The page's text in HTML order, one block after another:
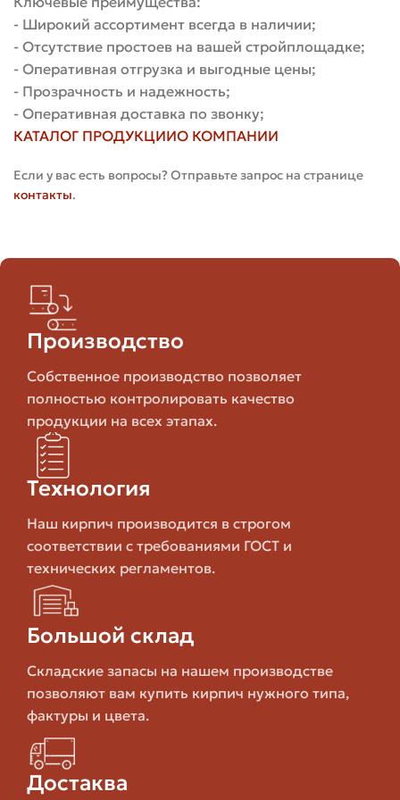
Ориентировочные цены на
гиперпрессованный кирпич в
Москве
Цены на строительном рынке динамичны и зависят от
сезона, курса валют и наличия материалов. Ниже
приведена ориентировочная таблица, составленная на
основе типичных предложений в московском регионе.
Тип Кирпича
Лицевой
полнотелый
Облицовка
фасадов
Узкий/фагот
Клинкероподобный
Дорожки,
Угловой элемент
Околоугловые
90–300 руб.
Если переводить в цену за квадратный метр
облицовки, ориентируйтесь на 1500–4500 руб/м2 с
- Широкий ассортимент всегда в наличии;
- Отсутствие простоев на вашей стройплощадке;
- Оперативная отгрузка и выгодные цены;
- Прозрачность и надежность;
- Оперативная доставка по звонку;
КАТАЛОГ ПРОДУКЦИИО КОМПАНИИ
Если у вас есть вопросы? Отправьте запрос на странице
контакты.
Производство
Собственное производство позволяет
полностью контролировать качество
продукции на всех этапах.
Технология
Наш кирпич производится в строгом
соответствии с требованиями ГОСТ и
технических регламентов.
Большой склад
Складские запасы на нашем производстве
позволяют вам купить кирпич нужного типа,
фактуры и цвета.
Достаква